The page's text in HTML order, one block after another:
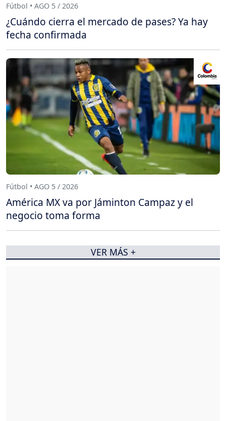
Fútbol • AGO 5 / 2026
¿Cuándo cierra el mercado de pases? Ya hay
fecha confirmada
Fútbol • AGO 5 / 2026
América MX va por Jáminton Campaz y el
negocio toma forma
VER MÁS +